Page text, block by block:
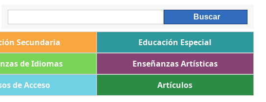
Secundaria
Educación Especial
de Idiomas
Enseñanzas Artísticas
de Acceso Artículos